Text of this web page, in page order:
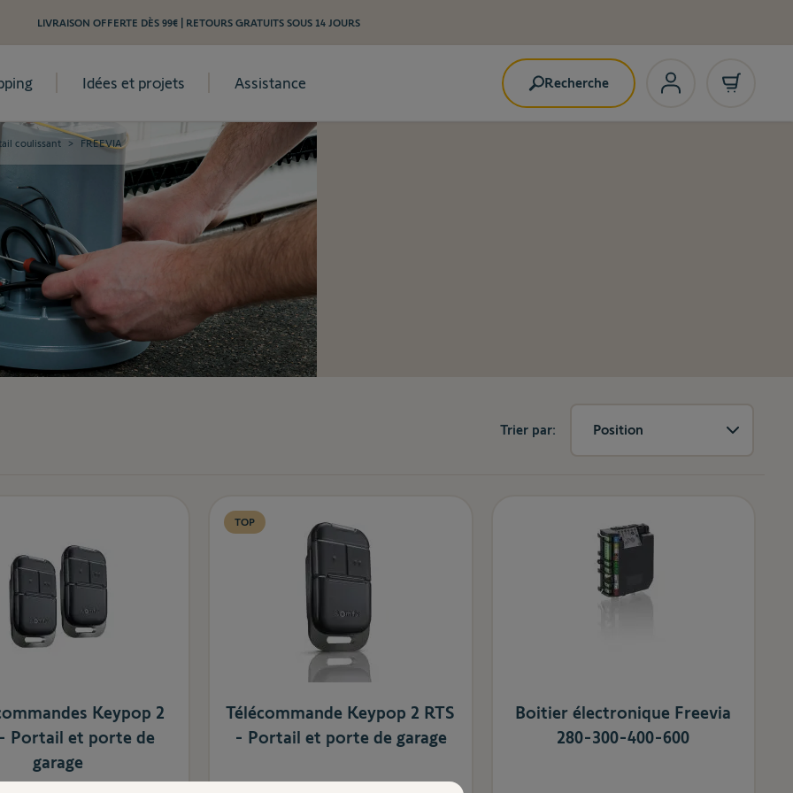
LIVRAISON OFFERTE DÈS 99€ | RETOURS GRATUITS SOUS 14 JOURS
Idées et projets Assistance Recherche
coulissant > FREEVIA
Trier par: Position
Keypop 2
Portail et porte de
garage
TOP
Télécommande Keypop 2 RTS
- Portail et porte de garage
Boitier électronique Freevia
280-300-400-600